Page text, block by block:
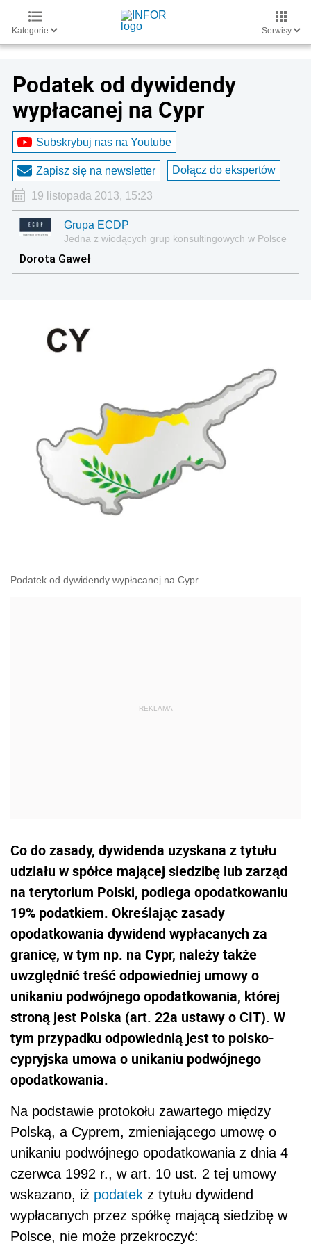
Kategorie Serwisy
Podatek od dywidendy
wypłacanej na Cypr
Subskrybuj nas na Youtube
Zapisz się na newsletter Dołącz do ekspertów
19 listopada 2013, 15:23
Grupa ECDP
Jedna z wiodących grup konsultingowych w Polsce
Dorota Gaweł
Podatek od dywidendy wypłacanej na Cypr
Co do zasady, dywidenda uzyskana z tytułu
udziału w spółce mającej siedzibę lub zarząd
na terytorium Polski, podlega opodatkowaniu
19% podatkiem. Określając zasady
opodatkowania dywidend wypłacanych za
granicę, w tym np. na Cypr, należy także
uwzględnić treść odpowiedniej umowy o
unikaniu podwójnego opodatkowania, której
stroną jest Polska (art. 22a ustawy o CIT). W
tym przypadku odpowiednią jest to polsko-
cypryjska umowa o unikaniu podwójnego
opodatkowania.
Na podstawie protokołu zawartego między
Polską, a Cyprem, zmieniającego umowę o
unikaniu podwójnego opodatkowania z dnia 4
czerwca 1992 r., w art. 10 ust. 2 tej umowy
wskazano, iż podatek z tytułu dywidend
wypłacanych przez spółkę mającą siedzibę w
Polsce, nie może przekroczyć: